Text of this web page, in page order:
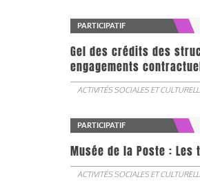
PARTICIPATIF
Gel des crédits des
engagements
ACTIVITÉS SOCIALES ET
PARTICIPATIF
Musée de la Poste :
ACTIVITÉS SOCIALES ET